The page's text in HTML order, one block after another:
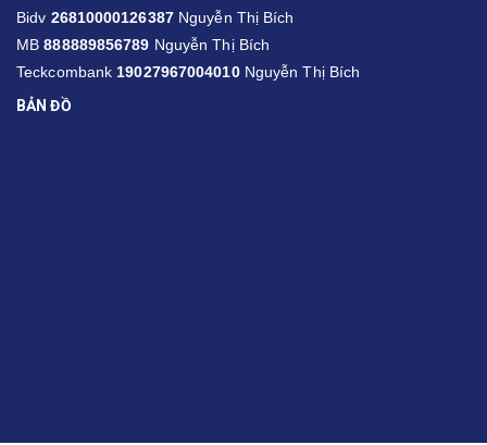
Bidv 26810000126387Nguyễn Thị Bích
MB888889856789 Nguyễn Thị Bích
Teckcombank 19027967004010Nguyễn Thị Bích
BẢN ĐỒ